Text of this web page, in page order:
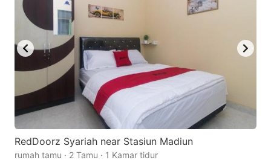
key
to
get
the
keyboard
shortcuts
for
changing
dates.
the
keyboard
shortcuts
for
changing
RedDoorz Syariah near Stasiun Madiun
rumah tamu · 2 Tamu · 1 Kamar tidur